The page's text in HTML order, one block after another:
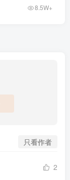
8.5W+
只看作者
2